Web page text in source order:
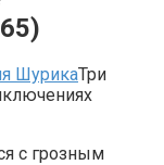
Три
с грозным